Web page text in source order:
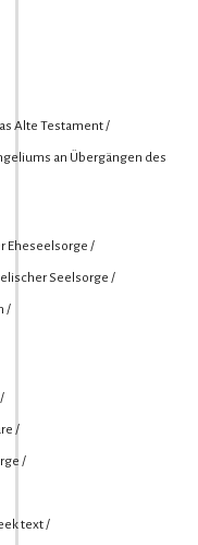
Alte Testament /
an Übergängen des
Eheseelsorge /
Seelsorge /
/
/
/
text /